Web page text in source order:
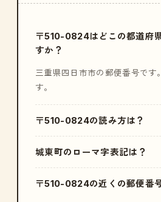
〒510-0824はどこの都道府
すか？
三重県四日市市の郵便番号です
す。
〒510-0824の読み方は？
城東町のローマ字表記は？
〒510-0824の近くの郵便番